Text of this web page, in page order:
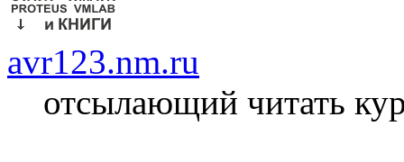
avr123.nm.ru
отсылающий читать